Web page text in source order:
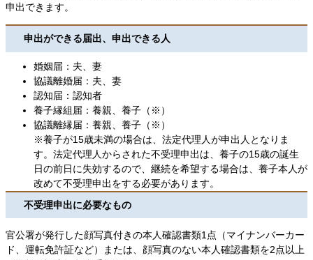
申出できます。
申出ができる届出、申出できる人
婚姻届：夫、妻
協議離婚届：夫、妻
認知届：認知者
養子縁組届：養親、養子（※）
協議離縁届：養親、養子（※）
※養子が15歳未満の場合は、法定代理人が申出人となりま
す。法定代理人からされた不受理申出は、養子の15歳の誕生
日の前日に失効するので、継続を希望する場合は、養子本人が
改めて不受理申出をする必要があります。
不受理申出に必要なもの
官公署が発行した顔写真付きの本人確認書類1点（マイナンバーカー
ド、運転免許証など）または、顔写真のない本人確認書類を2点以上